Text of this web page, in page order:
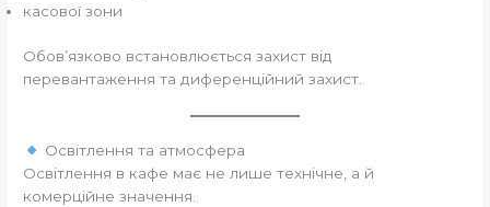
касової зони
Обов’язково встановлюється захист від
перевантаження та диференційний захист.
Освітлення та атмосфера
Освітлення в кафе має не лише технічне, а й
комерційне значення.